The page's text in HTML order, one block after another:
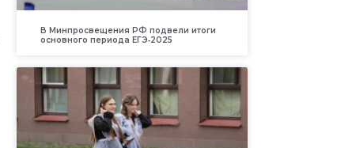
В Минпросвещения РФ подвели итоги
основного периода ЕГЭ‑2025